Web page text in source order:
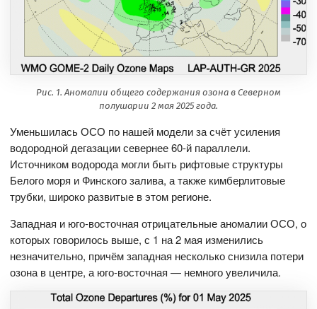
Рис. 1. Аномалии общего содержания озона в Северном
полушарии 2 мая 2025 года.
Уменьшилась ОСО по нашей модели за счёт усиления
водородной дегазации севернее 60-й параллели.
Источником водорода могли быть рифтовые структуры
Белого моря и Финского залива, а также кимберлитовые
трубки, широко развитые в этом регионе.
Западная и юго-восточная отрицательные аномалии ОСО, о
которых говорилось выше, с 1 на 2 мая изменились
незначительно, причём западная несколько снизила потери
озона в центре, а юго-восточная — немного увеличила.